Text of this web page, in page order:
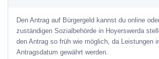
Den Antrag auf Bürgergeld kannst du online
zuständigen Sozialbehörde in Hoyerswerda
den Antrag so früh wie möglich, da Leistungen
Antragsdatum gewährt werden.